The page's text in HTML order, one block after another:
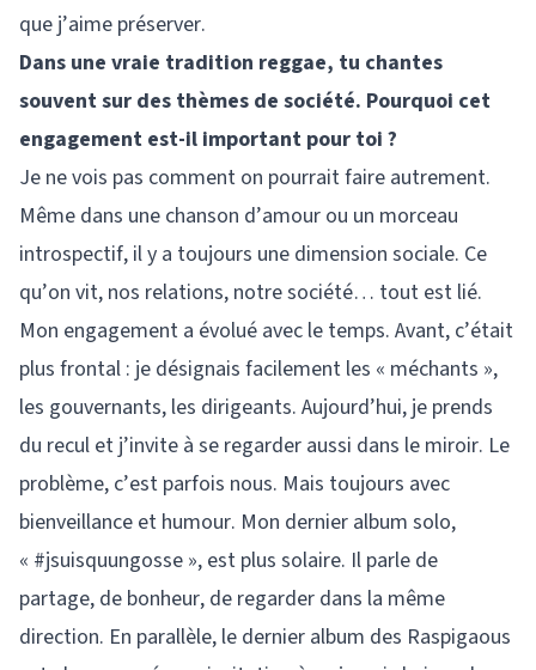
que j’aime préserver.
Dans une vraie tradition reggae, tu chantes
souvent sur des thèmes de société. Pourquoi cet
engagement est-il important pour toi ?
Je ne vois pas comment on pourrait faire autrement.
Même dans une chanson d’amour ou un morceau
introspectif, il y a toujours une dimension sociale. Ce
qu’on vit, nos relations, notre société… tout est lié.
Mon engagement a évolué avec le temps. Avant, c’était
plus frontal : je désignais facilement les « méchants »,
les gouvernants, les dirigeants. Aujourd’hui, je prends
du recul et j’invite à se regarder aussi dans le miroir. Le
problème, c’est parfois nous. Mais toujours avec
bienveillance et humour. Mon dernier album solo,
« #jsuisquungosse », est plus solaire. Il parle de
partage, de bonheur, de regarder dans la même
direction. En parallèle, le dernier album des Raspigaous